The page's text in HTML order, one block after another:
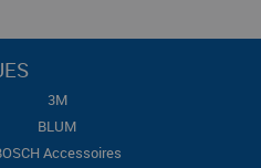
3M
BLUM
Accessoires